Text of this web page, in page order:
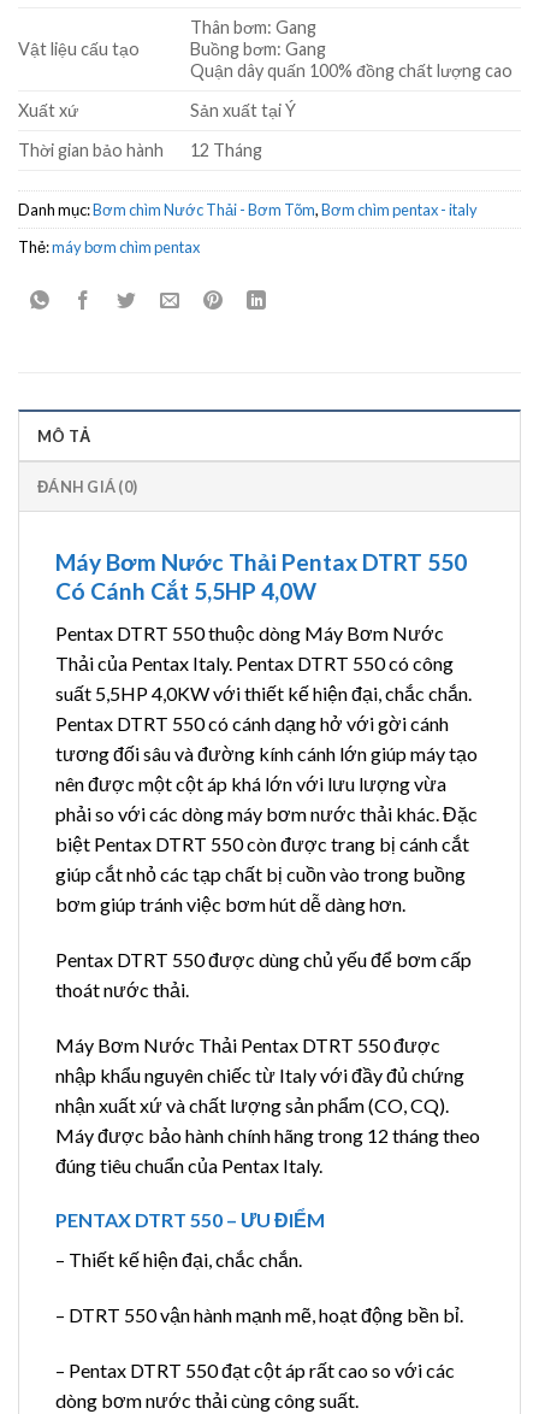
Vật liệu cấu tạo
Thân bơm: Gang
Buồng bơm: Gang
Quận dây quấn 100% đồng chất lượng cao
Xuất xứ
Sản xuất tại Ý
Thời gian bảo hành
12 Tháng
Danh mục:Bơm chìm Nước Thải - Bơm Tõm,Bơm chìm pentax - italy
Thẻ:máy bơm chìm pentax
MÔ TẢ
ĐÁNH GIÁ (0)
Máy Bơm Nước Thải Pentax DTRT 550
Có Cánh Cắt 5,5HP 4,0W
Pentax DTRT 550 thuộc dòng Máy Bơm Nước
Thải của Pentax Italy. Pentax DTRT 550 có công
suất 5,5HP 4,0KW với thiết kế hiện đại, chắc chắn.
Pentax DTRT 550 có cánh dạng hở với gời cánh
tương đối sâu và đường kính cánh lớn giúp máy tạo
nên được một cột áp khá lớn với lưu lượng vừa
phải so với các dòng máy bơm nước thải khác. Đặc
biệt Pentax DTRT 550 còn được trang bị cánh cắt
giúp cắt nhỏ các tạp chất bị cuồn vào trong buồng
bơm giúp tránh việc bơm hút dễ dàng hơn.
Pentax DTRT 550 được dùng chủ yếu để bơm cấp
thoát nước thải.
Máy Bơm Nước Thải Pentax DTRT 550 được
nhập khẩu nguyên chiếc từ Italy với đầy đủ chứng
nhận xuất xứ và chất lượng sản phẩm (CO, CQ).
Máy được bảo hành chính hãng trong 12 tháng theo
đúng tiêu chuẩn của Pentax Italy.
PENTAX DTRT 550 – ƯU ĐIỂM
– Thiết kế hiện đại, chắc chắn.
– DTRT 550 vận hành mạnh mẽ, hoạt động bền bỉ.
– Pentax DTRT 550 đạt cột áp rất cao so với các
dòng bơm nước thải cùng công suất.